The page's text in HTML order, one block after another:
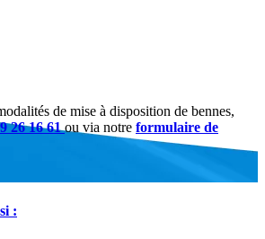
de mise à disposition de bennes,
26 16 61ou via notre formulaire de
: